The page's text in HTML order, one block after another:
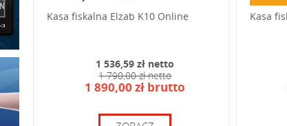
Kasa fiskalna Elzab K10 Online
1 536,59 zł netto
1 790,00 zł netto
1 890,00 zł brutto
Kasa